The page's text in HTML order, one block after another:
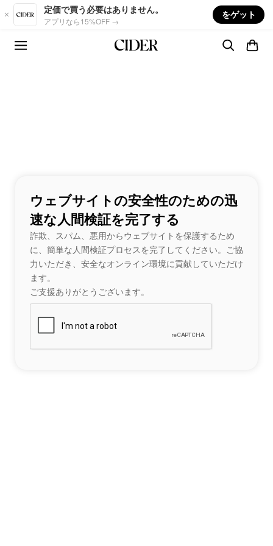
Skip to main content
定価で買う必要はありません。
アプリなら15%OFF →
をゲット
ウェブサイトの安全性のための迅
速な人間検証を完了する
詐欺、スパム、悪用からウェブサイトを保護するため
に、簡単な人間検証プロセスを完了してください。ご協
力いただき、安全なオンライン環境に貢献していただけ
ます。
ご支援ありがとうございます。